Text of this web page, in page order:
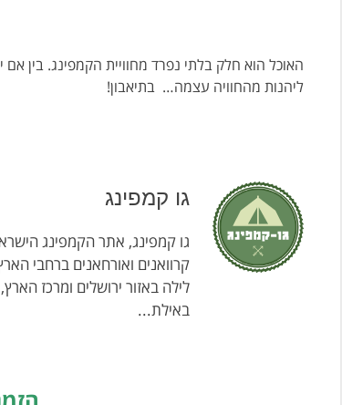
האוכל הוא חלק בלתי נפרד מחוויית הקמפינג. בין
ליהנות מהחוויה עצמה… בתיאבון!
גו קמפינג
גו קמפינג, אתר הקמפינג
קרוואנים ואורחאנים ברחבי
לילה באזור ירושלים ומרכז
באילת...